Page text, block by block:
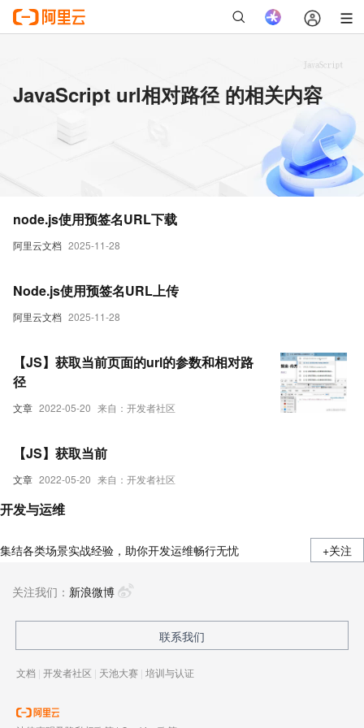
JavaScript url相对路径 的相关内容
阿里云文档 2025-11-28
node.js使用预签名URL下载
阿里云文档 2025-11-28
Node.js使用预签名URL上传
文章 2022-05-20 来自：开发者社区
【JS】获取当前页面的url的参数和相对路
径
文章 2022-05-20 来自：开发者社区
【JS】获取当前
开发与运维
集结各类场景实战经验，助你开发运维畅行无忧 +关注
关注我们： 新浪微博
联系我们
文档 | 开发者社区 | 天池大赛 | 培训与认证